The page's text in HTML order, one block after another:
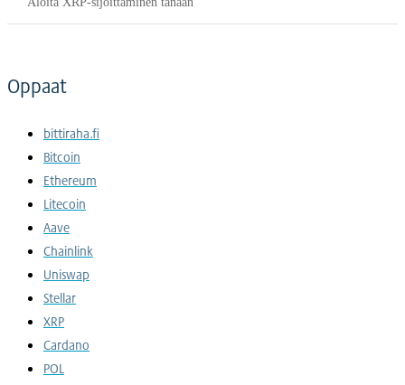
Oppaat
bittiraha.fi
Bitcoin
Ethereum
Litecoin
Aave
Chainlink
Uniswap
Stellar
XRP
Cardano
POL